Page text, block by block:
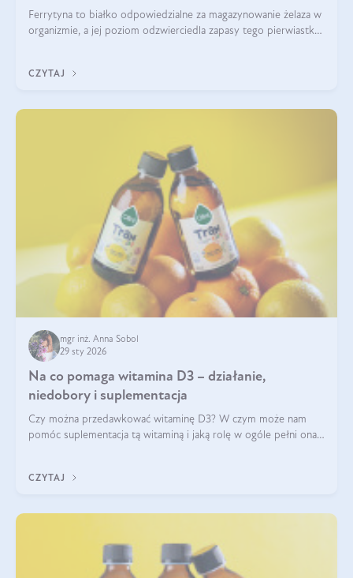
Ferrytyna to białko odpowiedzialne za magazynowanie żelaza w
organizmie, a jej poziom odzwierciedla zapasy tego pierwiastka.
funkcjonowanie (
CZYTAJ
mgr inż. Anna Sobol
29 sty 2026
Na co pomaga witamina D3 – działanie,
niedobory i suplementacja
Czy można przedawkować witaminę D3? W czym może nam
pomóc suplementacja tą witaminą i jaką rolę w ogóle pełni ona
robić?
CZYTAJ